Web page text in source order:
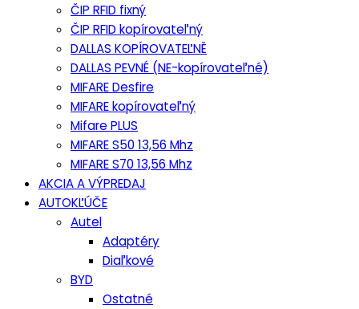
ČIP RFID fixný
ČIP RFID kopírovateľný
DALLAS KOPÍROVATEĽNĚ
DALLAS PEVNÉ (NE-kopírovateľné)
MIFARE Desfire
MIFARE kopírovateľný
Mifare PLUS
MIFARE S50 13,56 Mhz
MIFARE S70 13,56 Mhz
AKCIA A VÝPREDAJ
AUTOKĽÚČE
Autel
Adaptéry
Diaľkové
BYD
Ostatné